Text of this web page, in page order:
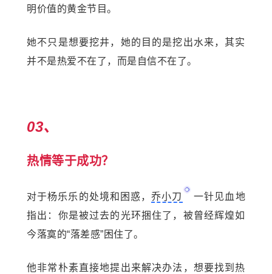
明价值的黄金节目。
她不只是想要挖井，她的目的是挖出水来，其实
并不是热爱不在了，而是自信不在了。
03、
热情等于成功？
对于杨乐乐的处境和困惑，乔小刀
一针见血地
指出：你是被过去的光环捆住了，被曾经辉煌如
今落寞的“落差感”困住了。
他非常朴素直接地提出来解决办法，想要找到热